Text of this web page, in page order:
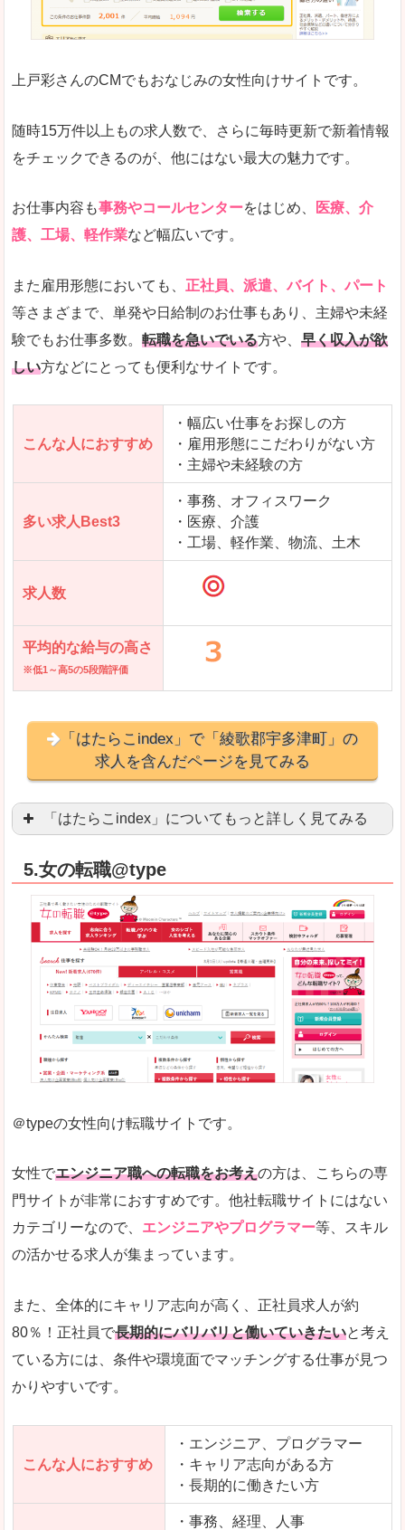
詳しい説明 サイト内の検索の人気ワードで英語や中国語など
人気度 普通のマイナビの方を使っている方が多く、女
さまざまな検索機能が充実しており、条件面やこ
ただし、求人情報が少し見づらいです。
「マイナビ転職女性のおしごと」で「綾歌郡宇
多津町」の
求人を含んだページを見てみる
上戸彩さんのCMでもおなじみの女性向けサイトです。
随時15万件以上もの求人数で、さらに毎時更新で新着情報
をチェックできるのが、他にはない最大の魅力です。
お仕事内容も事務やコールセンターをはじめ、
医療、介
護、工場、軽作業など幅広いです。
また雇用形態においても、 正社員、派遣、バイト、パート
等さまざまで、単発や日給制のお仕事もあり、主婦や未経
験でもお仕事多数。 転職を急いでいる方や、 早く収入が欲
しい方などにとっても便利なサイトです。
こんな人におすすめ
・幅広い仕事をお探しの方
・雇用形態にこだわりがない方
・主婦や未経験の方
多い求人Best3
・事務、オフィスワーク
・医療、介護
・工場、軽作業、物流、土木
求人数
平均的な給与の高さ
※低1～高5の5段階評価
「はたらこindex」で「綾歌郡宇多津町」の
求人を含んだページを見てみる
「はたらこindex」についてもっと詳しく見てみる
良いところ
求人が毎時更新されます！（他社求人サイトは週
希望職種の平均時給が瞬時にわかります。アルバ
求人数が多すぎて、逆に絞り込みに悩んだり、迷
雇用形態にもよりますが、給与額に幅があります。
詳しい説明
希望する職種の平均時給がすぐにわかるので、給
また、他社転職サイトにはない日払いや週払いと
新着案件が続々とアップされるので、転職を急い
人気度
また、上戸彩さんのCMでおなじみなこともあり
使いやすさ
全体的にオレンジ色のトーンで、見ていても疲れ
「はたらこindex」で「綾歌郡宇多津町」の
求人を含んだページを見てみる
5.女の転職@type
＠typeの女性向け転職サイトです。
女性でエンジニア職への転職をお考えの方は、こちらの専
門サイトが非常におすすめです。他社転職サイトにはない
カテゴリーなので、 エンジニアやプログラマー等、スキル
の活かせる求人が集まっています。
また、全体的にキャリア志向が高く、正社員求人が約
80％！正社員で長期的にバリバリと働いていきたいと考え
ている方には、条件や環境面でマッチングする仕事が見つ
かりやすいです。
こんな人におすすめ
・エンジニア、プログラマー
・キャリア志向がある方
・長期的に働きたい方
・事務、経理、人事